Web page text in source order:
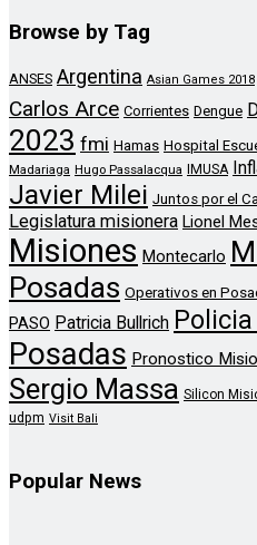
Browse by Tag
ANSES Argentina Asian Games 2018
Carlos Arce Corrientes Dengue
2023 fmi Hamas Hospital
Madariaga Hugo Passalacqua IMUSA
Javier Milei Juntos por el
Legislatura misionera Lionel
Misiones Montecarlo
Posadas Operativos en
PASO Patricia Bullrich
Posadas Pronostico
Sergio Massa Silicon
udpm Visit Bali
Popular News